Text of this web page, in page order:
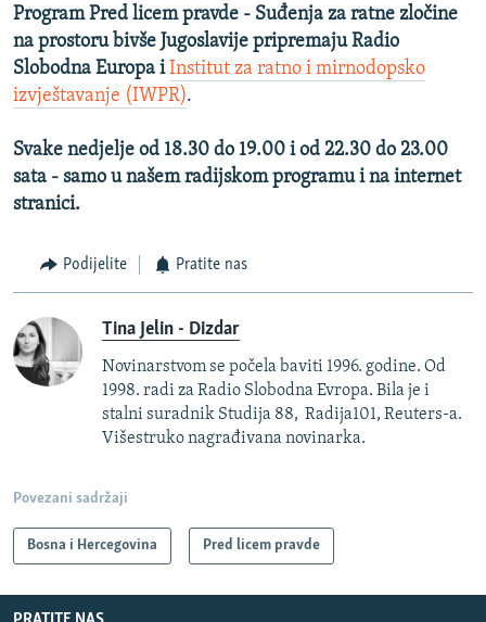
Program Pred licem pravde - Suđenja za ratne zločine
na prostoru bivše Jugoslavije pripremaju Radio
Slobodna Europa iInstitut za ratno i mirnodopsko
izvještavanje (IWPR).
Svake nedjelje od 18.30 do 19.00 i od 22.30 do 23.00
sata - samo u našem radijskom programu i na internet
stranici.
Podijelite Pratite nas
Tina Jelin - Dizdar
Novinarstvom se počela baviti 1996. godine. Od
1998. radi za Radio Slobodna Evropa. Bila je i
stalni suradnik Studija 88, Radija101, Reuters-a.
Višestruko nagrađivana novinarka.
Povezani sadržaji
Bosna i Hercegovina Pred licem pravde